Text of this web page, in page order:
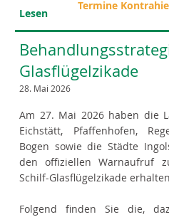
Lesen
Termine
Glasflügelzikade
28. Mai 2026
Am 27. Mai 2026 haben die
Eichstätt, Pfaffenhofen,
Bogen sowie die Städte
den offiziellen Warnaufruf
Schilf-Glasflügelzikade
Folgend finden Sie die,